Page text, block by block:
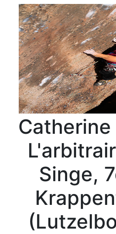
Catherine
Singe,